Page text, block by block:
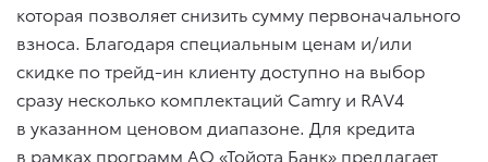
которая позволяет снизить сумму первоначального
взноса. Благодаря специальным ценам и/или
скидке по трейд-ин клиенту доступно на выбор
сразу несколько комплектаций Camry и RAV4
в указанном ценовом диапазоне. Для кредита
в рамках программ АО «Тойота Банк» предлагает